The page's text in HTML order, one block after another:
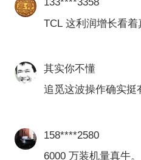
5月12日，宇树科
机甲，定价390万元
为全球首款量产版
形，民用交通工具
后）。在官方发布
始人王兴兴亲身示
TCL 这利润增长看着
其实你不懂
追觅这波操作确实挺
158****2580
6000 万装机量真牛。